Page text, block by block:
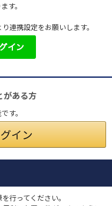
す。
連携設定をお願いします。
がある方
す。
行ってください。